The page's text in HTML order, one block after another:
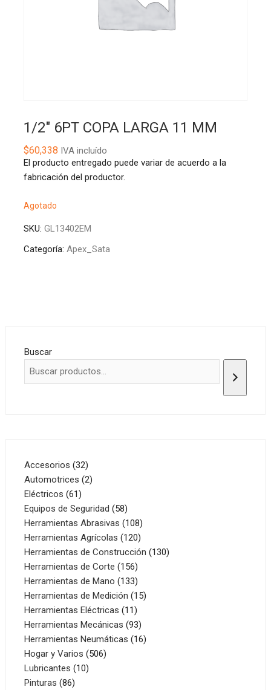
1/2″ 6PT COPA LARGA 11 MM
$60,338 IVA incluído
El producto entregado puede variar de acuerdo a la
fabricación del productor.
Agotado
SKU: GL13402EM
Categoría: Apex_Sata
Buscar
Accesorios 3232
productos
Automotrices 22
Eléctricos 6161
productos
Equipos de Seguridad 5858
productos
Herramientas Abrasivas 108108
productos
Herramientas Agrícolas 120120
productos
Herramientas de Construcción 130130
Herramientas de Corte 156156
productos
Herramientas de Mano 133133
productos
Herramientas de Medición 1515
Herramientas Eléctricas 1111
productos
Herramientas Mecánicas 9393
productos
Herramientas Neumáticas 1616
Hogar y Varios 506506
Lubricantes 1010
Pinturas 8686